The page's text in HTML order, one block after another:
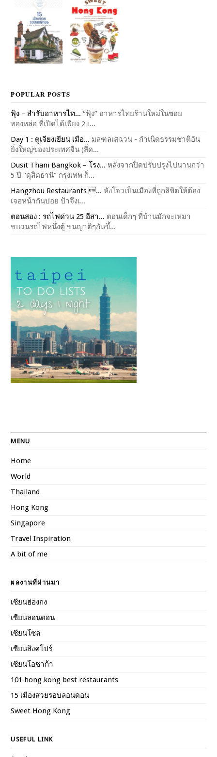
POPULAR POSTS
ฟุ้ง – สำรับอาหารไท... “ฟุ้ง” อาหารไทยร้านใหม่ในซอย
ทองหล่อ ที่เปิดได้เพียง 2 เ...
Day 1 : ตูเจียงเยียน เมือ... มลฑลเสฉวน - กำเนิดธรรมชาติอัน
ยิ่งใหญ่ของประเทศจีน (สี่ด...
Dusit Thani Bangkok – โรง... หลังจากปิดปรับปรุงไปนานกว่า
5 ปี “ดุสิตธานี” กรุงเทพ ก็...
Hangzhou Restaurants ... หังโจวเป็นเมืองที่ถูกลิขิตให้ต้อง
เจอหน้ากันบ่อย ป้าจึงเ...
ตอนสอง : รถไฟด่วน 25 อีสา... ตอนเด็กๆ ที่บ้านมักจะเหมา
ขบวนรถไฟหนึ่งตู้ ขนญาติๆกันขึ้...
MENU
Home
World
Thailand
Hong Kong
Singapore
Travel Inspiration
A bit of me
ผลงานที่ผ่านมา
เซียนฮ่องกง
เซียนลอนดอน
เซียนโซล
เซียนสิงคโปร์
เซียนโอซาก้า
101 hong kong best restaurants
15 เมืองสวยรอบลอนดอน
Sweet Hong Kong
USEFUL LINK